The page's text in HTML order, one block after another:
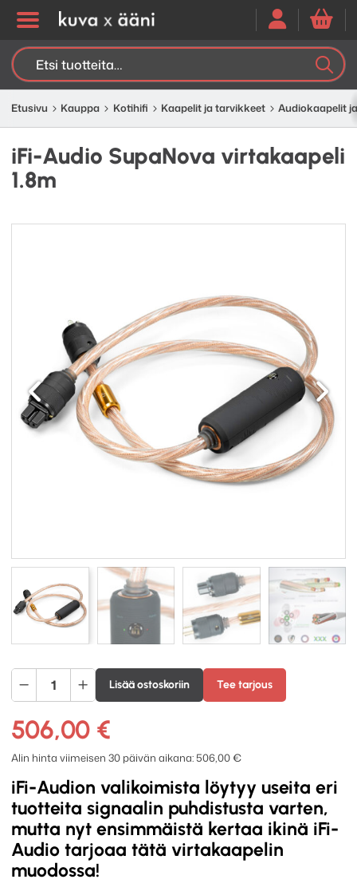
Etsi:
Etusivu Kauppa Kotihifi Kaapelit ja tarvikkeet Audiokaapelit
iFi-Audio SupaNova virtakaapeli
1.8m
Edellinen
Audio
SupaNova
virtakaapeli
1.8m
määrä
Lisää ostoskoriin Tee tarjous
506,00 €
Alin hinta viimeisen 30 päivän aikana: 506,00€
iFi-Audion valikoimista löytyy useita eri
tuotteita signaalin puhdistusta varten,
mutta nyt ensimmäistä kertaa ikinä iFi-
Audio tarjoaa tätä virtakaapelin
muodossa!